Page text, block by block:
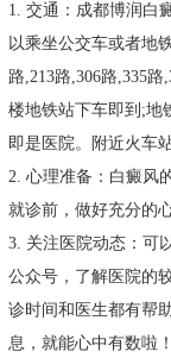
1. 交通：成都博润白
以乘坐公交车或者地
路,213路,306路,335
楼地铁站下车即到;地
即是医院。附近火车
2. 心理准备：白癜风
就诊前，做好充分的
3. 关注医院动态：可
公众号，了解医院的
诊时间和医生都有帮
息，就能心中有数啦！